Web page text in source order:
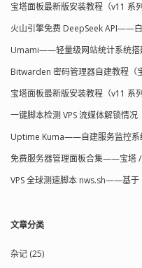
台添加你的域名 因为要使用到
提...
宝塔面板最新版安装教程（v11 系列
火山引擎免费 DeepSeek API——
Umami——轻量级网站统计系统搭
Bitwarden 密码管理器自建教程（
宝塔面板最新版安装教程（v11 系列
一键脚本检测 VPS 流媒体解锁情
Uptime Kuma——自建服务监控系
免费服务器管理面板合集——宝塔
VPS 全球测速脚本 nws.sh——基
文章分类
杂记 (25)